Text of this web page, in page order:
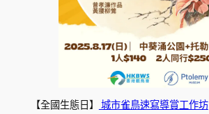
【全國生態日】 城市雀鳥速寫導賞工作坊